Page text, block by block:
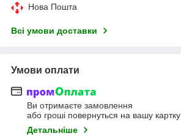
Нова Пошта
Всі умови доставки
Умови оплати
Ви отримаєте замовлення
або гроші повернуться на вашу картку
Детальніше